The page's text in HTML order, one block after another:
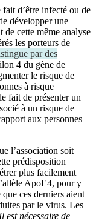
d’être infecté ou de
développer une
de cette même analyse
les porteurs de
par des
4 du gène de
le risque de
à risque
fait de présenter un
à un risque de
aux personnes
l’association soit
prédisposition
plus facilement
ApoE4, pour y
ces derniers aient
par le virus. Les
Il est nécessaire de